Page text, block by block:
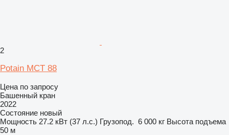
2
Potain MCT 88
Цена по запросу
Башенный кран
2022
Состояние новый
Мощность 27.2 кВт (37 л.с.) Грузопод. 6 000 кг Высота подъема
50 м